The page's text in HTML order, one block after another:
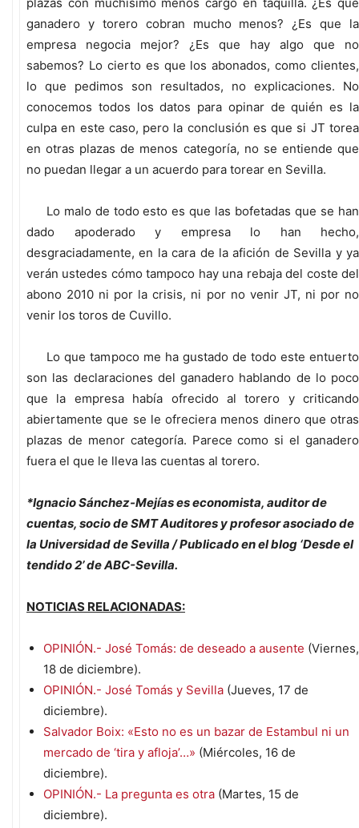
ganadero y torero cobran mucho menos? ¿Es que la
empresa negocia mejor? ¿Es que hay algo que no
sabemos? Lo cierto es que los abonados, como clientes,
lo que pedimos son resultados, no explicaciones. No
conocemos todos los datos para opinar de quién es la
culpa en este caso, pero la conclusión es que si JT torea
en otras plazas de menos categoría, no se entiende que
no puedan llegar a un acuerdo para torear en Sevilla.
Lo malo de todo esto es que las bofetadas que se han
dado apoderado y empresa lo han hecho,
desgraciadamente, en la cara de la afición de Sevilla y ya
verán ustedes cómo tampoco hay una rebaja del coste del
abono 2010 ni por la crisis, ni por no venir JT, ni por no
venir los toros de Cuvillo.
Lo que tampoco me ha gustado de todo este entuerto
son las declaraciones del ganadero hablando de lo poco
que la empresa había ofrecido al torero y criticando
abiertamente que se le ofreciera menos dinero que otras
plazas de menor categoría. Parece como si el ganadero
fuera el que le lleva las cuentas al torero.
*Ignacio Sánchez-Mejías es economista, auditor de
cuentas, socio de SMT Auditores y profesor asociado de
la Universidad de Sevilla / Publicado en el blog ‘Desde el
tendido 2’ de ABC-Sevilla.
NOTICIAS RELACIONADAS:
OPINIÓN.- José Tomás: de deseado a ausente (Viernes,
18 de diciembre).
OPINIÓN.- José Tomás y Sevilla (Jueves, 17 de
diciembre).
Salvador Boix: «Esto no es un bazar de Estambul ni un
mercado de ‘tira y afloja’…» (Miércoles, 16 de
diciembre).
OPINIÓN.- La pregunta es otra (Martes, 15 de
diciembre).